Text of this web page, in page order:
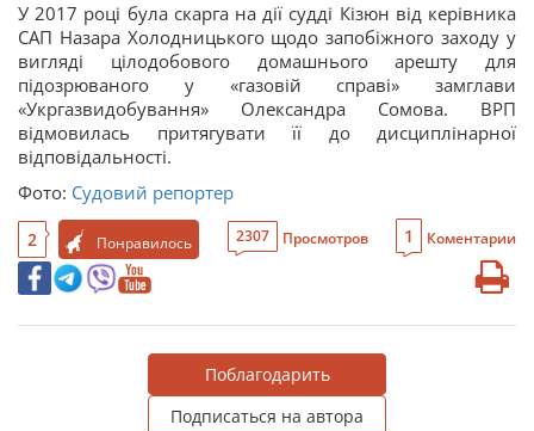
У 2017 році була скарга на дії судді Кізюн від керівника
САП Назара Холодницького щодо запобіжного заходу у
вигляді цілодобового домашнього арешту для
підозрюваного у «газовій справі» замглави
«Укргазвидобування» Олександра Сомова. ВРП
відмовилась притягувати її до дисциплінарної
відповідальності.
Фото: Судовий репортер
2 Понравилось 2307 Просмотров 1 Коментарии
Поблагодарить
Подписаться на автора